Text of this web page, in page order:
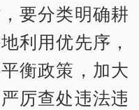
要分类明确耕
利用优先序，
衡政策，加大
厉查处违法违